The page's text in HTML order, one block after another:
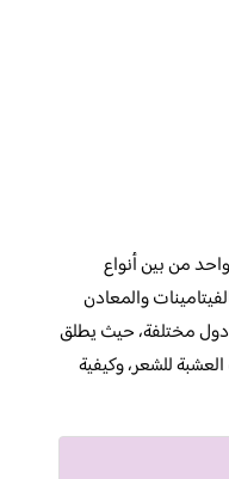
من بين أنواع
والمعادن
دول مختلفة، حيث يطلق
للشعر، وكيفية